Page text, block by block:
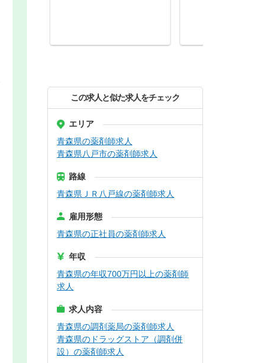
この求人と似た求人をチェック
エリア
青森県の薬剤師求人
青森県八戸市の薬剤師求人
路線
青森県ＪＲ八戸線の薬剤師求人
雇用形態
青森県の正社員の薬剤師求人
年収
青森県の年収700万円以上の薬剤師
求人
求人内容
青森県の調剤薬局の薬剤師求人
青森県のドラッグストア（調剤併
設）の薬剤師求人